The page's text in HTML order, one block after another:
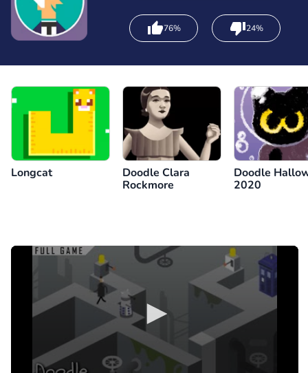
76% 24%
Longcat
Doodle Clara
Rockmore
Doodle
2020